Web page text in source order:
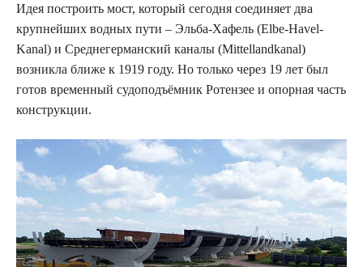
Идея построить мост, который сегодня соединяет два
крупнейших водных пути – Эльба-Хафель (Elbe-Havel-
Kanal) и Среднегерманский каналы (Mittellandkanal)
возникла ближе к 1919 году. Но только через 19 лет был
готов временный судоподъёмник Ротензее и опорная часть
конструкции.